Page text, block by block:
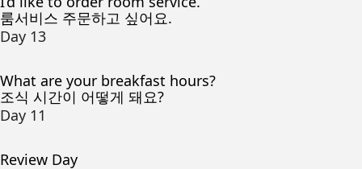
룸서비스 주문하고 싶어요.
Day 13
What are your breakfast hours?
조식 시간이 어떻게 돼요?
Day 11
Review Day